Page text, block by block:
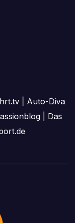
Auto-Diva
Das